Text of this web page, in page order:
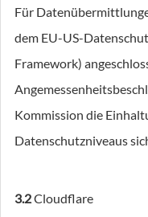
Für
dem EU-US-
Framework)
Kommission die
Datenschutzniveaus
3.2Cloudflare